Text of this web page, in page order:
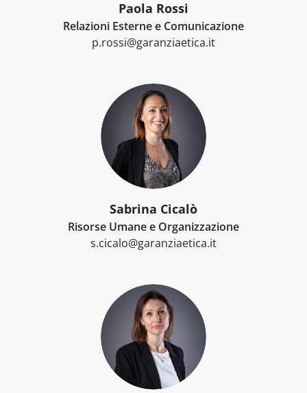
Paola Rossi
Relazioni Esterne e Comunicazione
p.rossi@garanziaetica.it
Sabrina Cicalò
Risorse Umane e Organizzazione
s.cicalo@garanziaetica.it